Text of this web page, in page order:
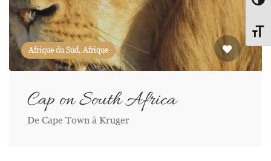
Afrique du Sud, Afrique
Cap on South Africa
De Cape Town à Kruger